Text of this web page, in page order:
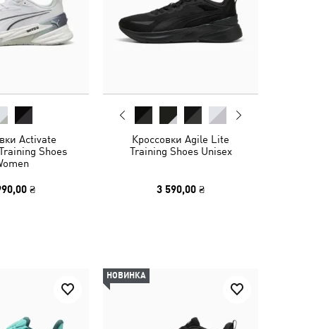
Activate
Shoes
₴
Кроссовки Agile Lite
Training Shoes Unisex
3 590,00 ₴
НОВИНКА